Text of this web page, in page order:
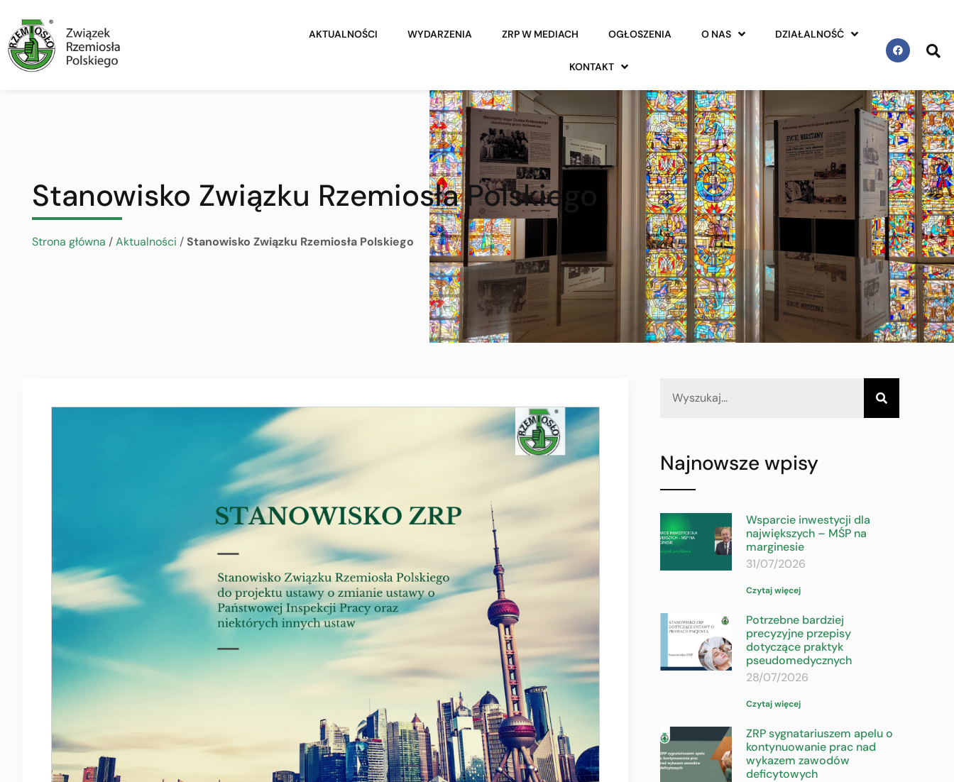
AKTUALNOŚCI WYDARZENIA ZRP W MEDIACH OGŁOSZENIA O NAS DZIAŁALNOŚĆ
KONTAKT
Stanowisko Związku Rzemiosła Polskiego
Strona główna /Aktualności /Stanowisko Związku Rzemiosła Polskiego
Najnowsze wpisy
Wsparcie inwestycji dla
największych – MŚP na
marginesie
31/07/2026
Czytaj więcej
Potrzebne bardziej
precyzyjne przepisy
dotyczące praktyk
pseudomedycznych
28/07/2026
Czytaj więcej
ZRP sygnatariuszem apelu o
kontynuowanie prac nad
wykazem zawodów
deficytowych